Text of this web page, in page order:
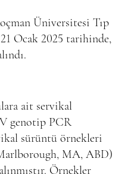
Üniversitesi Tıp
Ocak 2025 tarihinde,
ait servikal
genotip PCR
sürüntü örnekleri
MA, ABD)
Örnekler